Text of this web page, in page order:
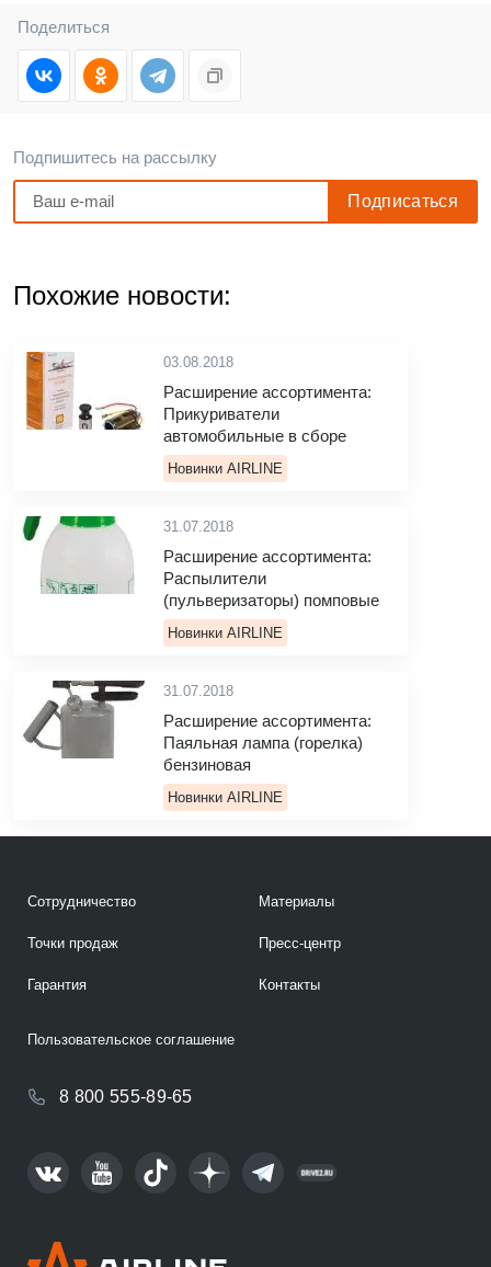
Поделиться
Подпишитесь на рассылку
Похожие новости:
03.08.2018
Расширение ассортимента:
Прикуриватели
автомобильные в сборе
Новинки AIRLINE
31.07.2018
Расширение ассортимента:
Распылители
(пульверизаторы) помповые
Новинки AIRLINE
31.07.2018
Расширение ассортимента:
Паяльная лампа (горелка)
бензиновая
Новинки AIRLINE
Сотрудничество
Точки продаж
Гарантия
Материалы
Пресс-центр
Контакты
8 800 555-89-65
Пользовательское соглашение